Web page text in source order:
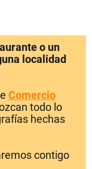
o un
localidad
Comercio
todo lo
hechas
contigo